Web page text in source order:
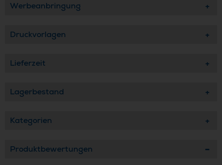
Werbeanbringung
Druckvorlagen
Lieferzeit
Lagerbestand
Kategorien
Produktbewertungen